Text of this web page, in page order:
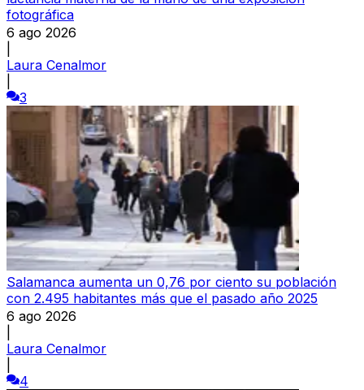
fotográfica
6 ago 2026
Laura Cenalmor
3
Salamanca aumenta un 0,76 por ciento su población
con 2.495 habitantes más que el pasado año 2025
6 ago 2026
Laura Cenalmor
4